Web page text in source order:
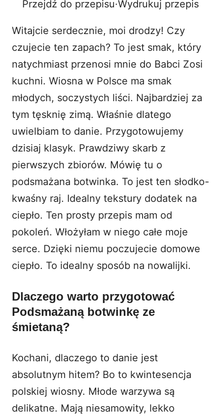
Przejdź do przepisu·Wydrukuj przepis
Witajcie serdecznie, moi drodzy! Czy
czujecie ten zapach? To jest smak, który
natychmiast przenosi mnie do Babci Zosi
kuchni. Wiosna w Polsce ma smak
młodych, soczystych liści. Najbardziej za
tym tęsknię zimą. Właśnie dlatego
uwielbiam to danie. Przygotowujemy
dzisiaj klasyk. Prawdziwy skarb z
pierwszych zbiorów. Mówię tu o
podsmażana botwinka. To jest ten słodko-
kwaśny raj. Idealny tekstury dodatek na
ciepło. Ten prosty przepis mam od
pokoleń. Włożyłam w niego całe moje
serce. Dzięki niemu poczujecie domowe
ciepło. To idealny sposób na nowalijki.
Dlaczego warto przygotować
Podsmażaną botwinkę ze
śmietaną?
Kochani, dlaczego to danie jest
absolutnym hitem? Bo to kwintesencja
polskiej wiosny. Młode warzywa są
delikatne. Mają niesamowity, lekko